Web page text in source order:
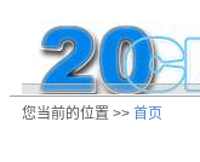
您当前的位置 >> 首页